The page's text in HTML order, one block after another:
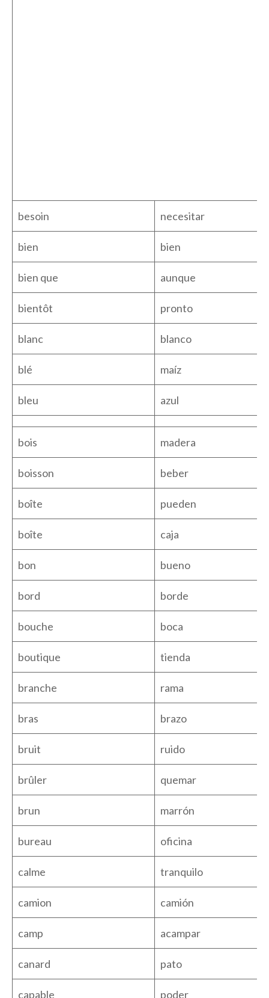
besoin necesitar
bien bien
bien que aunque
bientôt pronto
blanc blanco
blé maíz
bleu azul
bois madera
boisson beber
boîte pueden
boîte caja
bon bueno
bord borde
bouche boca
boutique tienda
branche rama
bras brazo
bruit ruido
brûler quemar
brun marrón
bureau oficina
calme tranquilo
camion camión
camp acampar
canard pato
capable poder